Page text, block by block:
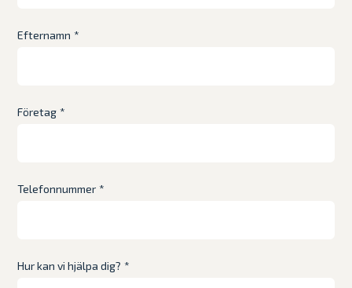
Efternamn *
Företag *
Telefonnummer *
Hur kan vi hjälpa dig? *